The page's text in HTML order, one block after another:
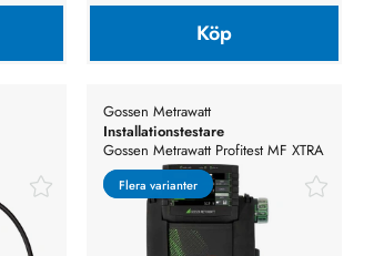
Köp
Flera varianter
Flera varianter
Gossen Metrawatt
Installationstestare
Gossen Metrawatt Profitest MF XTRA